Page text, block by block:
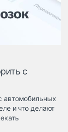
с
автомобильных
и что делают